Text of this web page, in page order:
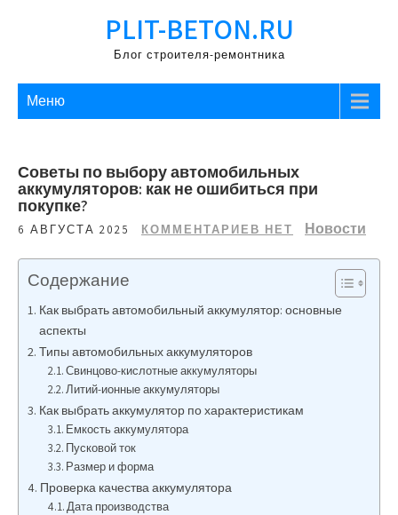
PLIT-BETON.RU
Блог строителя-ремонтника
Меню
Советы по выбору автомобильных
аккумуляторов: как не ошибиться при
покупке?
6 АВГУСТА 2025 КОММЕНТАРИЕВ НЕТ Новости
Содержание
Как выбрать автомобильный аккумулятор: основные
аспекты
Типы автомобильных аккумуляторов
Свинцово-кислотные аккумуляторы
Литий-ионные аккумуляторы
Как выбрать аккумулятор по характеристикам
Емкость аккумулятора
Пусковой ток
Размер и форма
Проверка качества аккумулятора
Дата производства